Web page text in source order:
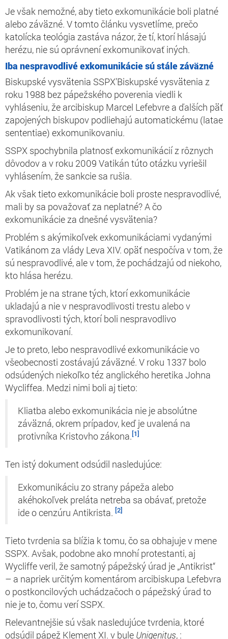
Je však nemožné, aby tieto exkomunikácie boli platné
alebo záväzné. V tomto článku vysvetlíme, prečo
katolícka teológia zastáva názor, že tí, ktorí hlásajú
herézu, nie sú oprávnení exkomunikovať iných.
Iba nespravodlivé exkomunikácie sú stále záväzné
Biskupské vysvätenia SSPX’Biskupské vysvätenia z
roku 1988 bez pápežského poverenia viedli k
vyhláseniu, že arcibiskup Marcel Lefebvre a ďalších päť
zapojených biskupov podliehajú automatickému (latae
sententiae) exkomunikovaniu.
SSPX spochybnila platnosť exkomunikácií z rôznych
dôvodov a v roku 2009 Vatikán túto otázku vyriešil
vyhlásením, že sankcie sa rušia.
Ak však tieto exkomunikácie boli proste nespravodlivé,
mali by sa považovať za neplatné? A čo
exkomunikácie za dnešné vysvätenia?
Problém s akýmikoľvek exkomunikáciami vydanými
Vatikánom za vlády Leva XIV. opäť nespočíva v tom, že
sú nespravodlivé, ale v tom, že pochádzajú od niekoho,
kto hlása herézu.
Problém je na stranetých, ktorí exkomunikácie
ukladajú a nie v nespravodlivosti trestu alebo v
spravodlivosti tých, ktorí boli nespravodlivo
exkomunikovaní.
Je to preto, lebo nespravodlivé exkomunikácie vo
všeobecnosti zostávajú záväzné. V roku 1337 bolo
odsúdených niekoľko téz anglického heretika Johna
Wycliffea. Medzi nimi boli aj tieto:
Kliatba alebo exkomunikácia nie je absolútne
záväzná, okrem prípadov, keď je uvalená na
protivníka Kristovho zákona.[1]
Ten istý dokument odsúdil nasledujúce:
Exkomunikáciu zo strany pápeža alebo
akéhokoľvek preláta netreba sa obávať, pretože
ide o cenzúru Antikrista. [2]
Tieto tvrdenia sa blížia k tomu, čo sa obhajuje v mene
SSPX. Avšak, podobne ako mnohí protestanti, aj
Wycliffe veril, že samotný pápežský úrad je „Antikrist“
– a napriek určitým komentárom arcibiskupa Lefebvra
o postkoncilových uchádzačoch o pápežský úrad to
nie je to, čomu verí SSPX.
Relevantnejšie sú však nasledujúce tvrdenia, ktoré
odsúdil pápež Klement XI. v bule Unigenitus, :